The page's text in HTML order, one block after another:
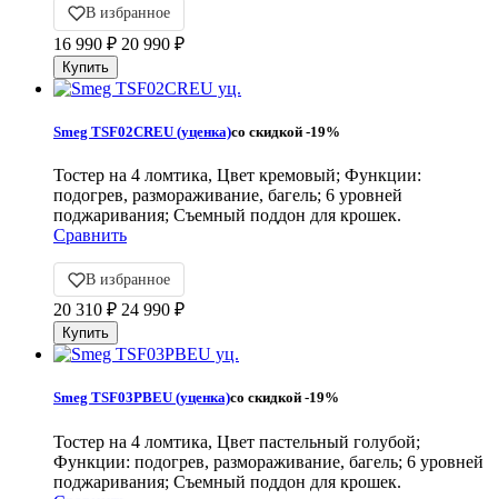
В избранное
16 990 ₽ 20 990 ₽
Smeg TSF02CREU (уценка)со скидкой -19%
Тостер на 4 ломтика, Цвет кремовый; Функции:
подогрев, размораживание, багель; 6 уровней
поджаривания; Съемный поддон для крошек.
Сравнить
В избранное
20 310 ₽ 24 990 ₽
Smeg TSF03PBEU (уценка)со скидкой -19%
Тостер на 4 ломтика, Цвет пастельный голубой;
Функции: подогрев, размораживание, багель; 6 уровней
поджаривания; Съемный поддон для крошек.